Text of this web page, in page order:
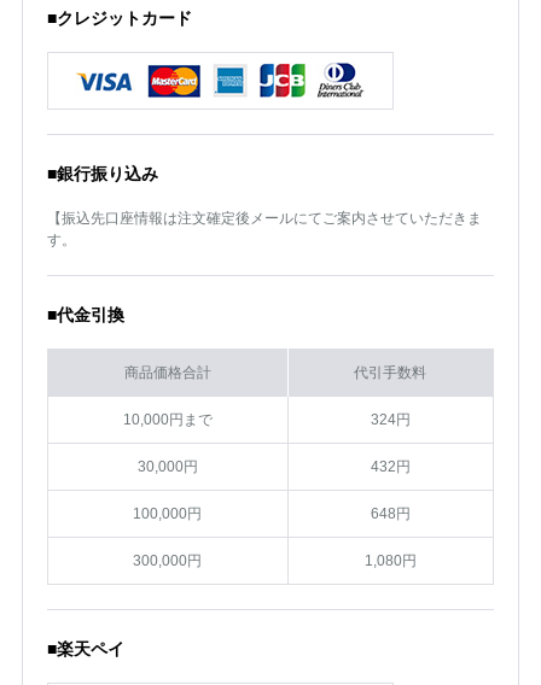
■クレジットカード
■銀行振り込み
【振込先口座情報は注文確定後メールにてご案内させていただきま
す。
■代金引換
商品価格合計 代引手数料
10,000円まで 324円
30,000円 432円
100,000円 648円
300,000円 1,080円
■楽天ペイ